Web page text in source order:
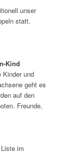
unser
statt.
Kind
und
geht es
auf den
Freunde,
im